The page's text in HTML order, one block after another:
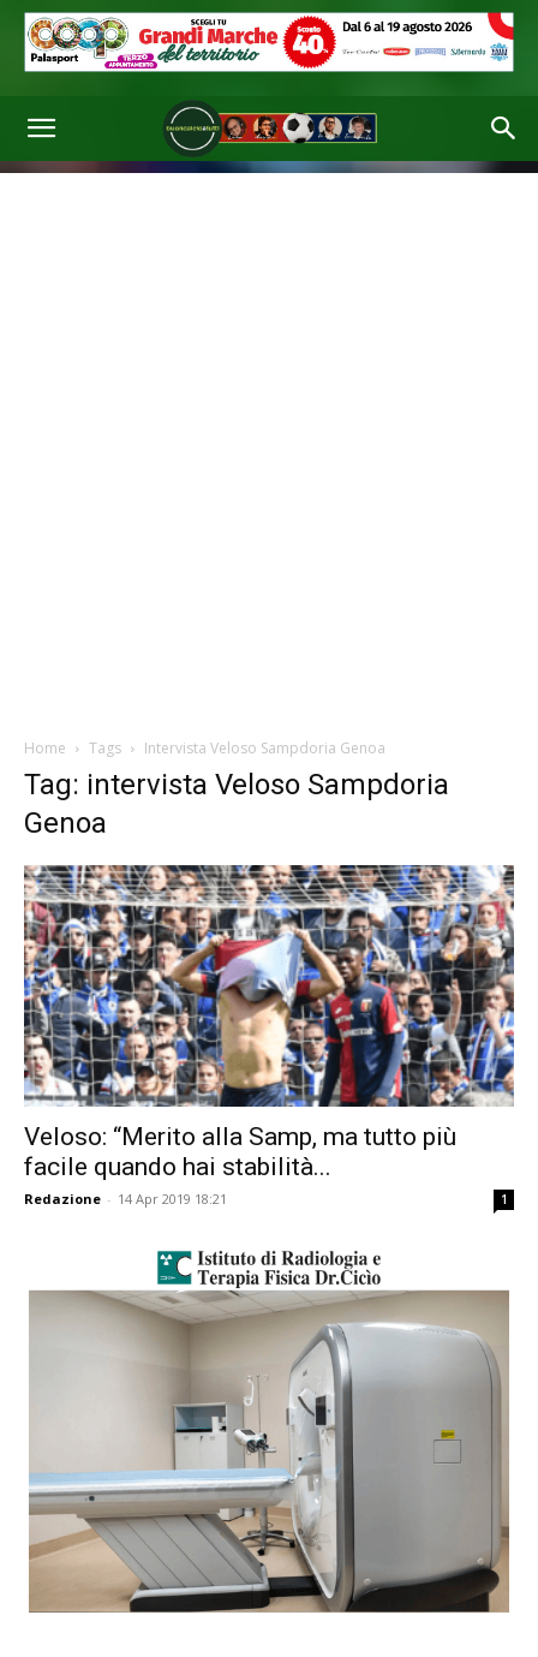
Home Tags Intervista Veloso Sampdoria Genoa
Tag: intervista Veloso Sampdoria
Genoa
Veloso: “Merito alla Samp, ma tutto più
facile quando hai stabilità...
Redazione - 14 Apr 2019 18:21 1